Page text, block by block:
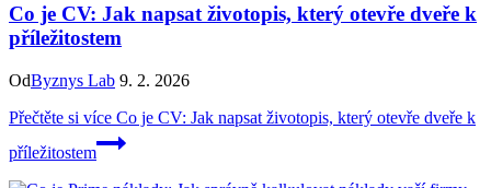
Co je CV: Jak napsat životopis, který otevře dveře k
příležitostem
OdByznys Lab 9. 2. 2026
Přečtěte si více Co je CV: Jak napsat životopis, který otevře dveře k
příležitostem